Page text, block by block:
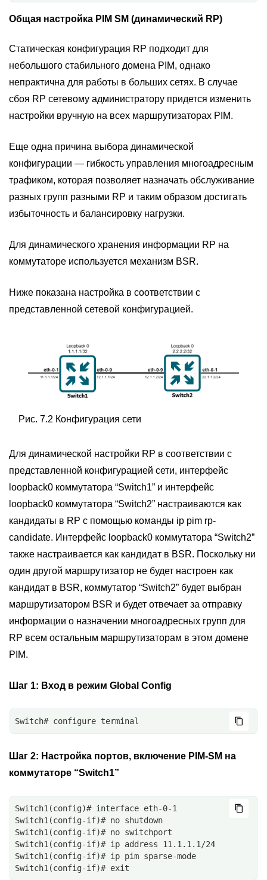
Общая настройка PIM SM (динамический RP)
Статическая конфигурация RP подходит для
небольшого стабильного домена PIM, однако
непрактична для работы в больших сетях. В случае
сбоя RP сетевому администратору придется изменить
настройки вручную на всех маршрутизаторах PIM.
Еще одна причина выбора динамической
конфигурации — гибкость управления многоадресным
трафиком, которая позволяет назначать обслуживание
разных групп разными RP и таким образом достигать
избыточность и балансировку нагрузки.
Для динамического хранения информации RP на
коммутаторе используется механизм BSR.
Ниже показана настройка в соответствии с
представленной сетевой конфигурацией.
Рис. 7.2 Конфигурация сети
Для динамической настройки RP в соответствии с
представленной конфигурацией сети, интерфейс
loopback0 коммутатора “Switch1” и интерфейс
loopback0 коммутатора “Switch2” настраиваются как
кандидаты в RP с помощью команды ip pim rp-
candidate. Интерфейс loopback0 коммутатора “Switch2”
также настраивается как кандидат в BSR. Поскольку ни
один другой маршрутизатор не будет настроен как
кандидат в BSR, коммутатор “Switch2” будет выбран
маршрутизатором BSR и будет отвечает за отправку
информации о назначении многоадресных групп для
RP всем остальным маршрутизаторам в этом домене
PIM.
Шаг 1: Вход в режим Global Config
Switch# configure terminal
Шаг 2: Настройка портов, включение PIM-SM на
коммутаторе “Switch1”
Switch1(config)# interface eth-0-1
Switch1(config-if)# no shutdown
Switch1(config-if)# no switchport
Switch1(config-if)# ip address 11.1.1.1/24
Switch1(config-if)# ip pim sparse-mode
Switch1(config-if)# exit